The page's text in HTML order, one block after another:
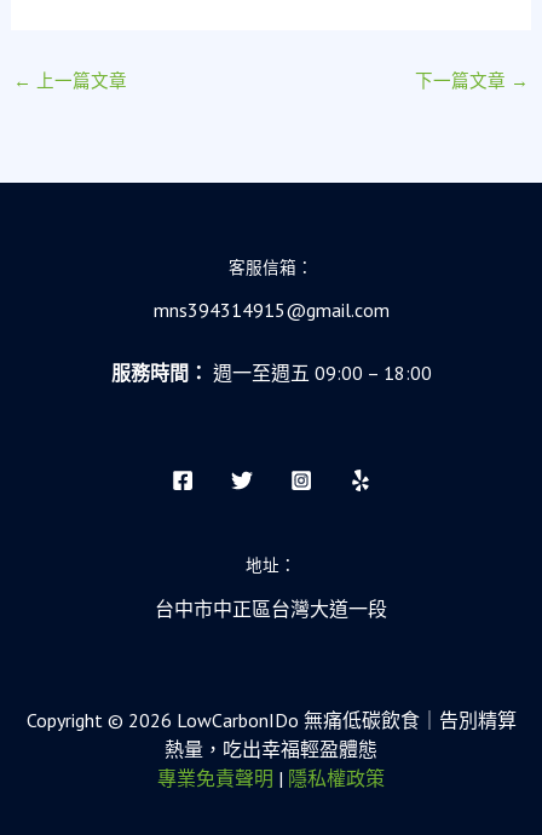
← 上一篇文章 下一篇文章 →
客服信箱：
mns394314915@gmail.com
服務時間： 週一至週五 09:00 – 18:00
地址：
台中市中正區台灣大道一段
Copyright © 2026 LowCarbonIDo 無痛低碳飲食｜告別精算
熱量，吃出幸福輕盈體態
專業免責聲明 | 隱私權政策